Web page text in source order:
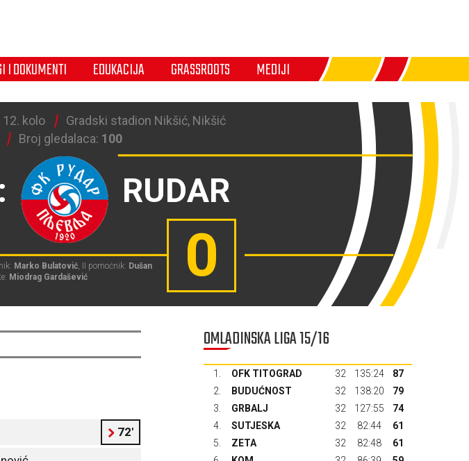
I DOKUMENTI EDUKACIJA GRASSROOTS MEDIJI
12. kolo
Gradski stadion Nikšić, Nikšić
Broj gledalaca: 100
: RUDAR
0
Marko Bulatović, II pomoćnik: Dušan
Miodrag Gardašević
72'
OMLADINSKA LIGA 15/16
1. OFK TITOGRAD 32 135:24
87
2.
BUDUĆNOST 32 138:20
79
3.
GRBALJ 32 127:55
74
4.
SUTJESKA 32 82:44
61
5.
ZETA 32 82:48
61